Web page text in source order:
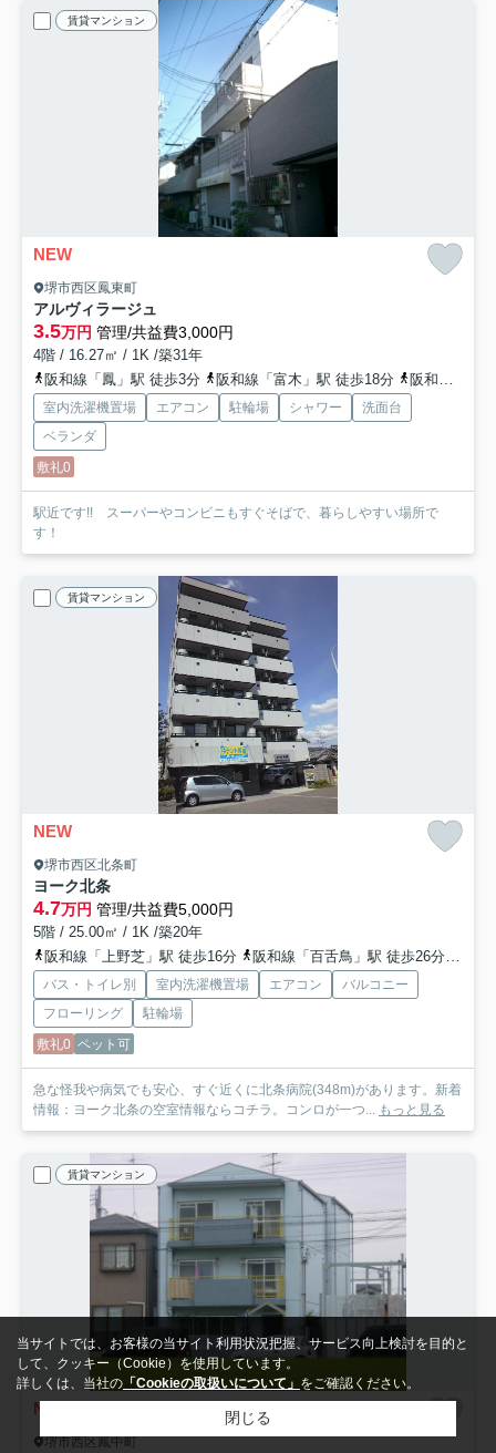
賃貸マンション
NEW
堺市西区鳳東町
アルヴィラージュ
3.5万円 管理/共益費3,000円
4階 / 16.27㎡ / 1K /築31年
阪和線「鳳」駅 徒歩3分
阪和線「富木」駅 徒歩18分 阪和線「津久野」駅 徒歩24分
室内洗濯機置場 エアコン 駐輪場 シャワー
洗面台
ベランダ
敷礼0
駅近です!! スーパーやコンビニもすぐそばで、暮らしやすい場所で
す！
賃貸マンション
NEW
堺市西区北条町
ヨーク北条
4.7万円 管理/共益費5,000円
5階 / 25.00㎡ / 1K /築20年
阪和線「上野芝」駅 徒歩16分
阪和線「百舌鳥」駅 徒歩26分
バス・トイレ別 室内洗濯機置場 エアコン
バルコニー
フローリング
駐輪場
敷礼0 ペット可
急な怪我や病気でも安心、すぐ近くに北条病院(348m)があります。新着
情報：ヨーク北条の空室情報ならコチラ。コンロが一つ... もっと見る
賃貸マンション
NEW
堺市西区鳳中町
当サイトでは、お客様の当サイト利用状況把握、サービス向上検討を目的と
して、クッキー（Cookie）を使用しています。
詳しくは、当社の 「Cookieの取扱いについて」 をご確認ください。
閉じる